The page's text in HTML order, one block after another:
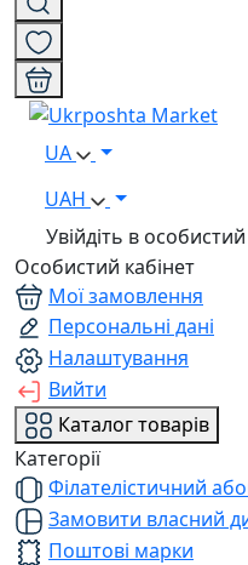
UA
UAH
Увійдіть в
Особистий кабінет
Мої замовлення
Персональні дані
Налаштування
Вийти
Каталог товарів
Категорії
Філателістичний
Замовити власний
Поштові марки